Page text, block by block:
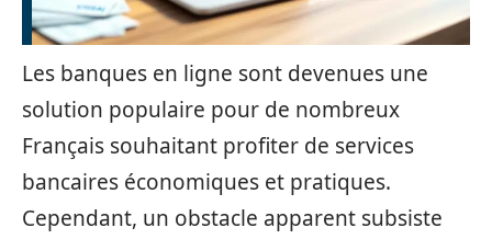
Les banques en ligne sont devenues une
solution populaire pour de nombreux
Français souhaitant profiter de services
bancaires économiques et pratiques.
Cependant, un obstacle apparent subsiste